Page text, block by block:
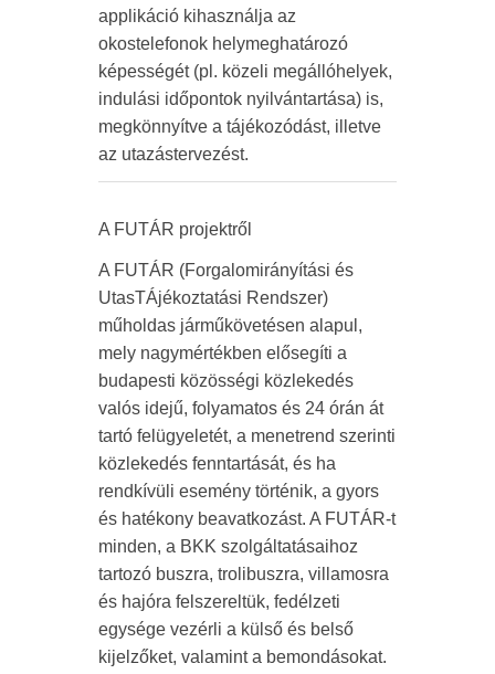
applikáció kihasználja az
okostelefonok helymeghatározó
képességét (pl. közeli megállóhelyek,
indulási időpontok nyilvántartása) is,
megkönnyítve a tájékozódást, illetve
az utazástervezést.
A FUTÁR projektről
A FUTÁR (Forgalomirányítási és
UtasTÁjékoztatási Rendszer)
műholdas járműkövetésen alapul,
mely nagymértékben elősegíti a
budapesti közösségi közlekedés
valós idejű, folyamatos és 24 órán át
tartó felügyeletét, a menetrend szerinti
közlekedés fenntartását, és ha
rendkívüli esemény történik, a gyors
és hatékony beavatkozást. A FUTÁR-t
minden, a BKK szolgáltatásaihoz
tartozó buszra, trolibuszra, villamosra
és hajóra felszereltük, fedélzeti
egysége vezérli a külső és belső
kijelzőket, valamint a bemondásokat.